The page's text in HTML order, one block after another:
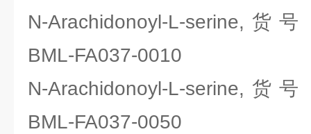
N-Arachidonoyl-L-serine,货
BML-FA037-0010
N-Arachidonoyl-L-serine,货
BML-FA037-0050